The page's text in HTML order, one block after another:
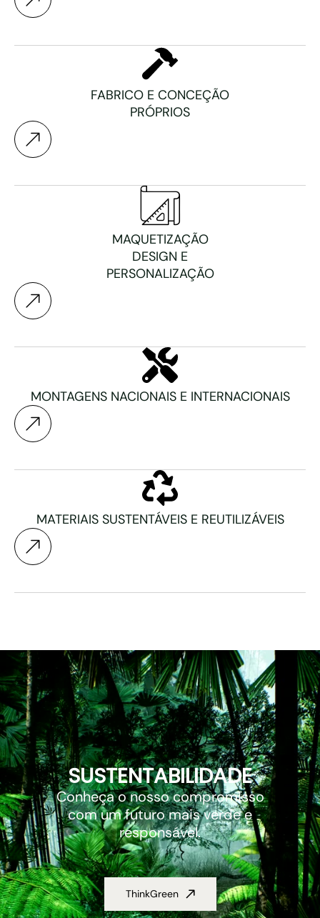
FABRICO E CONCEÇÃO
PRÓPRIOS
MAQUETIZAÇÃO
DESIGN E
PERSONALIZAÇÃO
MONTAGENS NACIONAIS E INTERNACIONAIS
MATERIAIS SUSTENTÁVEIS E REUTILIZÁVEIS
SUSTENTABILIDADE
Conheça o nosso compromisso
com um futuro mais verde e
responsável.
ThinkGreen